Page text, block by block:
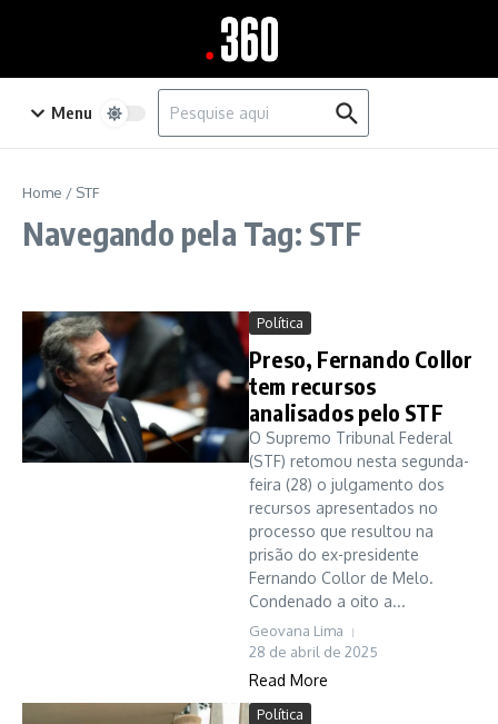
Menu
Procurar por:
Home / STF
Navegando pela Tag: STF
Política
Preso, Fernando Collor
tem recursos
analisados pelo STF
O Supremo Tribunal Federal
(STF) retomou nesta segunda-
feira (28) o julgamento dos
recursos apresentados no
processo que resultou na
prisão do ex-presidente
Fernando Collor de Melo.
Condenado a oito a...
Geovana Lima
28 de abril de 2025
Read More
Política